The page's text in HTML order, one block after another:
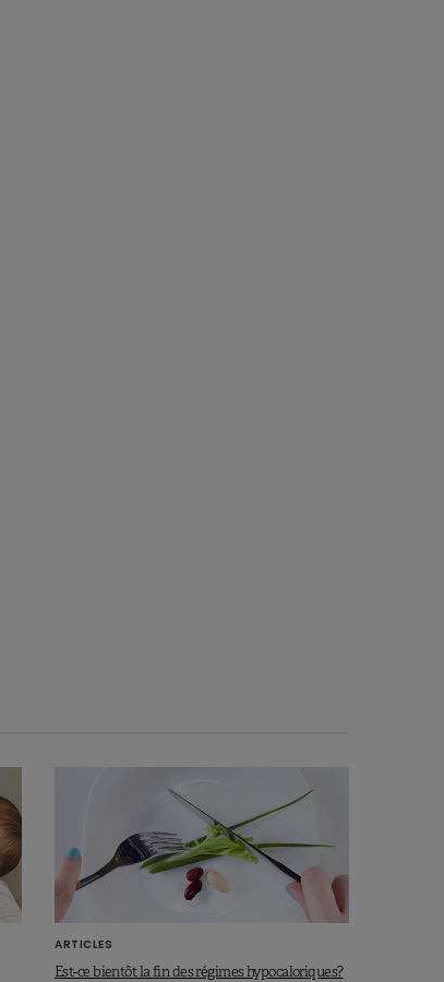
ARTICLES
Est-ce bientôt la fin des régimes hypocaloriques?